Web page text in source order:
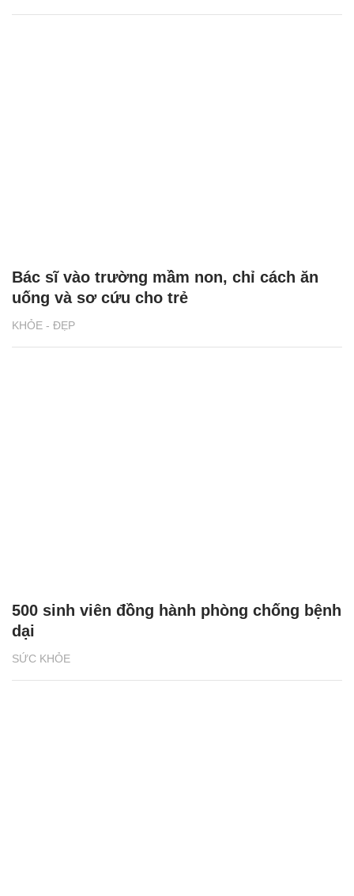
KHỎE - ĐẸP
Bác sĩ vào trường mầm non, chỉ cách ăn
uống và sơ cứu cho trẻ
SỨC KHỎE
500 sinh viên đồng hành phòng chống bệnh
dại